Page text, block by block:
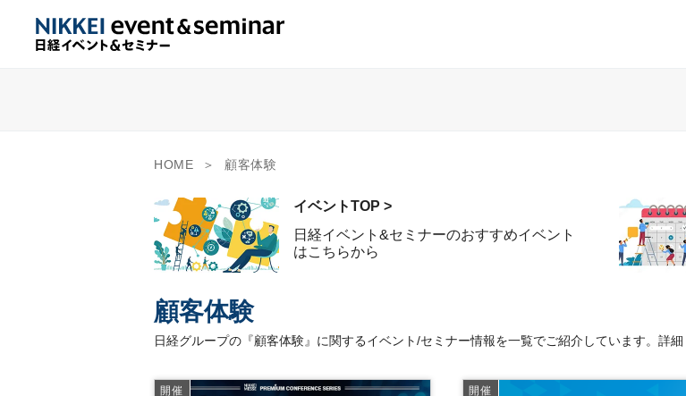
HOME 顧客体験
イベントTOP >
日経イベント&セミナーのおすすめイベント
はこちらから
顧客体験
日経グループの『顧客体験』に関するイベント/セミナー情報を一覧でご紹介しています。詳
開催
開催